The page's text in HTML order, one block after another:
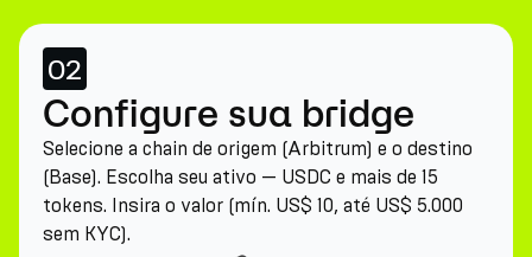
02
Configure sua bridge
Selecione a chain de origem (Arbitrum) e o destino
(Base). Escolha seu ativo — USDC e mais de 15
tokens. Insira o valor (mín. US$ 10, até US$ 5.000
sem KYC).